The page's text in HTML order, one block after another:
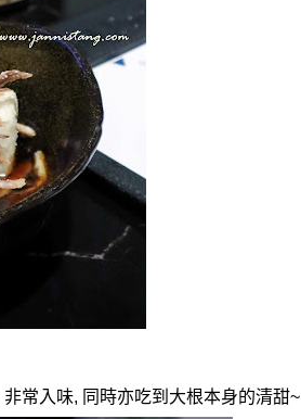
非常入味, 同時亦吃到大根本身的清甜~